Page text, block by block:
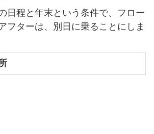
日程と年末という条件で、フロー
フターは、別日に乗ることにしま